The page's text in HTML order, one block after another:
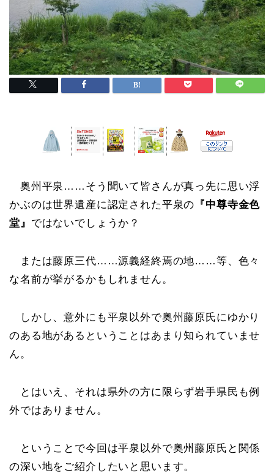
奥州平泉……そう聞いて皆さんが真っ先に思い浮
かぶのは世界遺産に認定された平泉の 『中尊寺金色
堂』 ではないでしょうか？
または藤原三代……源義経終焉の地……等、色々
な名前が挙がるかもしれません。
しかし、意外にも平泉以外で奥州藤原氏にゆかり
のある地があるということはあまり知られていませ
ん。
とはいえ、それは県外の方に限らず岩手県民も例
外ではありません。
ということで今回は平泉以外で奥州藤原氏と関係
の深い地をご紹介したいと思います。